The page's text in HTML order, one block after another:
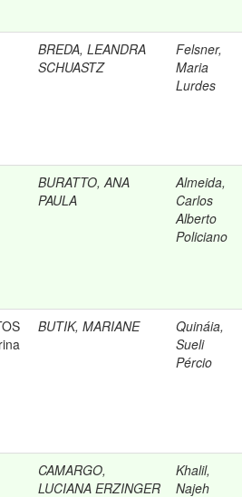
BREDA, LEANDRA
SCHUASTZ
Felsner,
Maria
Lurdes
BURATTO, ANA
PAULA
Almeida,
Carlos
Alberto
Policiano
BUTIK, MARIANE
Quináia,
Sueli
Pércio
CAMARGO,
LUCIANA ERZINGER
Khalil,
Najeh